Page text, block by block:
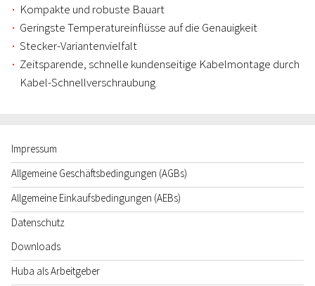
Kompakte und robuste Bauart
Geringste Temperatureinflüsse auf die Genauigkeit
Stecker-Variantenvielfalt
Zeitsparende, schnelle kundenseitige Kabelmontage durch
Kabel-Schnellverschraubung
Impressum
Allgemeine Geschäftsbedingungen (AGBs)
Allgemeine Einkaufsbedingungen (AEBs)
Datenschutz
Downloads
Huba als Arbeitgeber